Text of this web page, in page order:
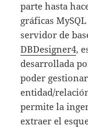
parte hasta
gráficas
servidor de
DBDesigner4,
desarrollada
poder
entidad/
permite la
extraer el